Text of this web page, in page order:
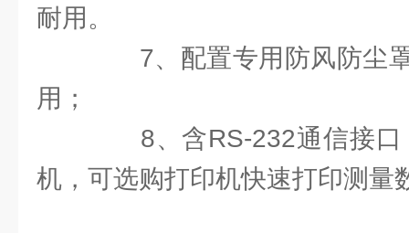
耐用。
7、配置专用防风防尘罩
用；
8、含RS-232通信接口
机，可选购打印机快速打印测量